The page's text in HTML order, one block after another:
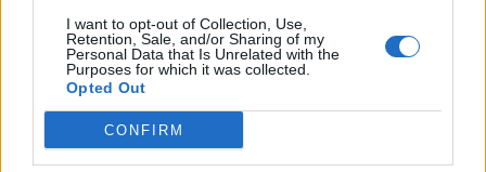
I want to opt-out of Collection, Use,
Retention, Sale, and/or Sharing of my
Personal Data that Is Unrelated with the
Purposes for which it was collected.
Opted Out
CONFIRM